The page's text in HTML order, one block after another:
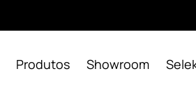
Produtos Showroom